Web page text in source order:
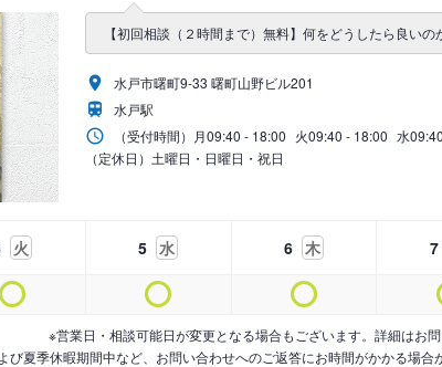
【初回相談（２時間まで）無料】何をどうしたら良いの
水戸市曙町9-33 曙町山野ビル201
水戸駅
（受付時間） 月09:40 - 18:00 火09:40 - 18:00 水
（定休日）土曜日・日曜日・祝日
火 5 水 6 木 7
※営業日・相談可能日が変更となる場合もございます。詳細はお問
び夏季休暇期間中など、お問い合わせへのご返答にお時間がかかる場合